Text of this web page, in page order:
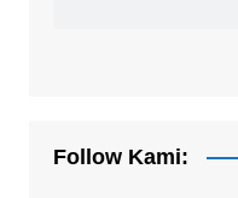
Follow Kami: